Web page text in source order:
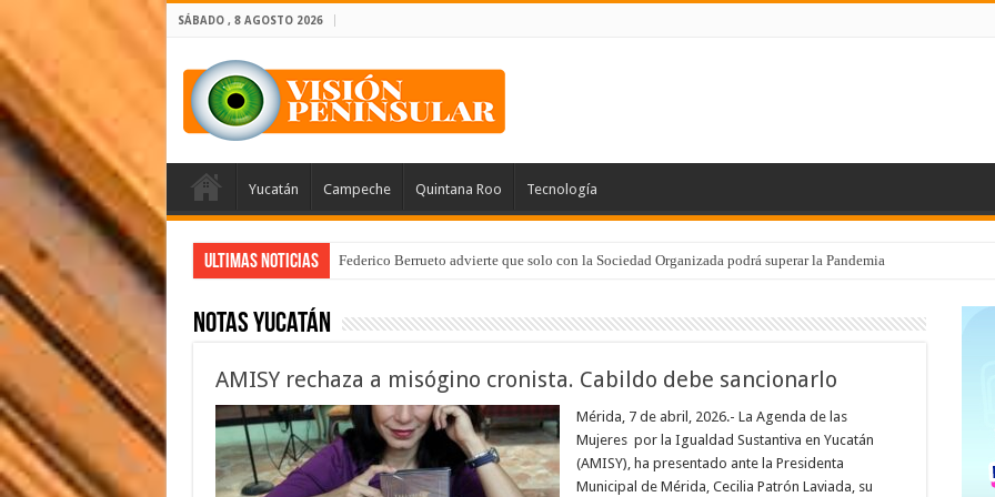
SÁBADO , 8 AGOSTO 2026
Yucatán Campeche Quintana Roo Tecnología
Ultimas Noticias Federico Berrueto advierte que solo con la Sociedad Organizada podrá superar la Pandemia
Notas Yucatán
AMISY rechaza a misógino cronista. Cabildo debe sancionarlo
Mérida, 7 de abril, 2026.- La Agenda de las
Mujeres por la Igualdad Sustantiva en Yucatán
(AMISY), ha presentado ante la Presidenta
Municipal de Mérida, Cecilia Patrón Laviada, su